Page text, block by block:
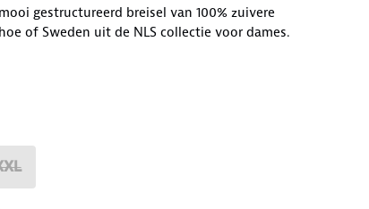
gestructureerd breisel van 100% zuivere
of Sweden uit de NLS collectie voor dames.